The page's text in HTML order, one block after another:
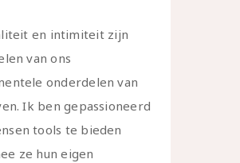
en intimiteit zijn
van ons
onderdelen van
Ik ben gepassioneerd
tools te bieden
ze hun eigen